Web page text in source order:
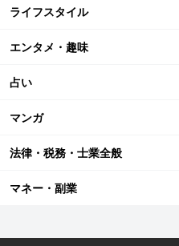
ライフスタイル
エンタメ・趣味
占い
マンガ
法律・税務・士業全般
マネー・副業